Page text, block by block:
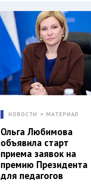
НОВОСТИ МАТЕРИАЛ
Ольга Любимова
объявила старт
приема заявок на
премию Президента
для педагогов